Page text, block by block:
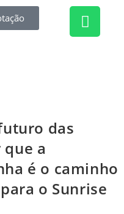
das
a
é o caminho
o Sunrise